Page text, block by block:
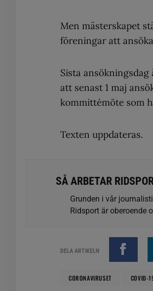
Men mästerskapet
föreningar att
Sista
att senast 1 maj
kommittémöte som
Texten uppdateras.
SÅ ARBETAR
Grunden i vår
Ridsport är oberoende
DELA ARTIKELN
CORONAVIRUSET COVID-